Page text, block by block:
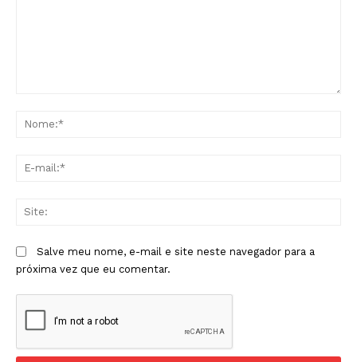
Salve meu nome, e-mail e site neste navegador para a
próxima vez que eu comentar.